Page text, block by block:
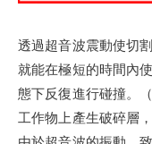
透過超音波震動使切
就能在極短的時間內
態下反復進行碰撞。
工作物上產生破碎層